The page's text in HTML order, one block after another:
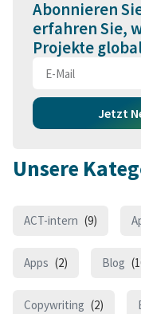
Abonnieren
erfahren Sie,
Projekte
Jetzt
Unsere
ACT-intern (9)
Apps (2) Blog
Copywriting (2)